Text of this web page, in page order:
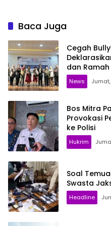
Baca Juga
Cegah
dan
News
Bos Mitra
Provokasi
ke Polisi
Hukrim
Soal
Swasta
Headline